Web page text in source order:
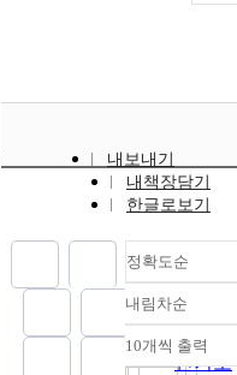
내보내기
내책장담기
한글로보기
정확도순
정확도
순
인기도
내림차순
내림차
10개씩 출력